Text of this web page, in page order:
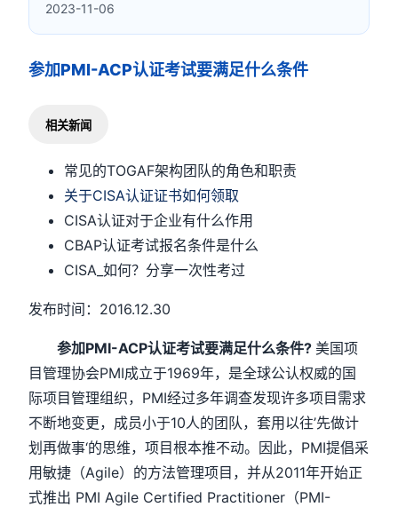
2023-11-06
参加PMI-ACP认证考试要满足什么条件
相关新闻
常见的TOGAF架构团队的角色和职责
关于CISA认证证书如何领取
CISA认证对于企业有什么作用
CBAP认证考试报名条件是什么
CISA_如何？分享一次性考过
发布时间：2016.12.30
参加PMI-ACP认证考试要满足什么条件?美国项
目管理协会PMI成立于1969年，是全球公认权威的国
际项目管理组织，PMI经过多年调查发现许多项目需求
不断地变更，成员小于10人的团队，套用以往’先做计
划再做事‘的思维，项目根本推不动。因此，PMI提倡采
用敏捷（Agile）的方法管理项目，并从2011年开始正
式推出 PMI Agile Certified Practitioner（PMI-